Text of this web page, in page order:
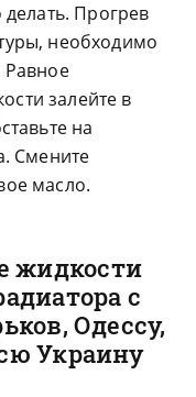
Прогрев
необходимо
Равное
залейте в
на
Смените
масло.
жидкости
с
Одессу,
Украину